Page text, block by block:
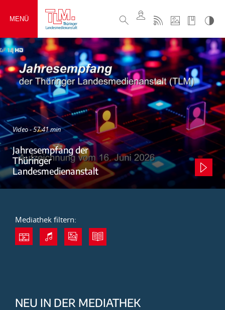
MENÜ
Video - 57:41 min
Jahresempfang der
Thüringer
Landesmedienanstalt
Mediathek filtern:
NEU IN DER MEDIATHEK